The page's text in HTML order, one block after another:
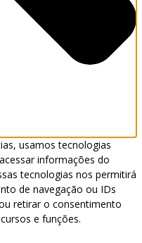
usamos tecnologias
informações do
tecnologias nos permitirá
de navegação ou IDs
retirar o consentimento
e funções.